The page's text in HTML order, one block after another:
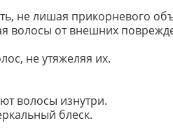
не лишая прикорневого
волосы от внешних
не утяжеляя их.
волосы изнутри.
блеск.